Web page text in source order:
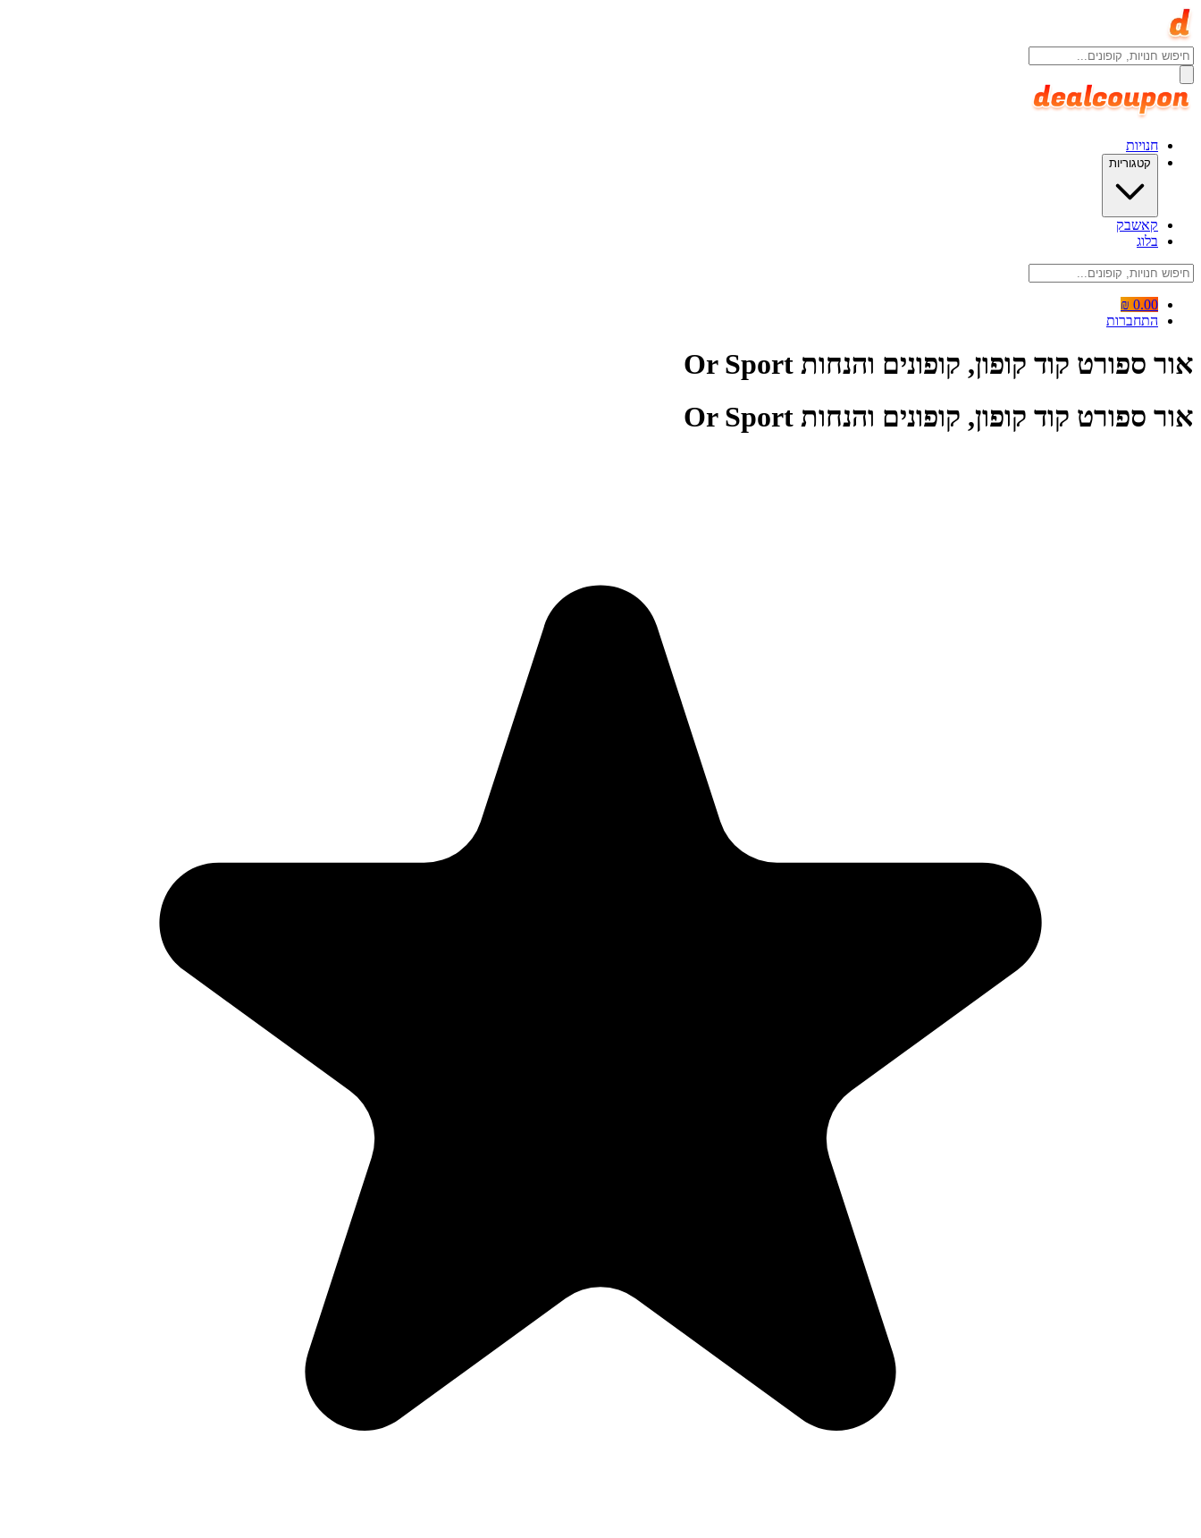
חנויות
קטגוריות
קאשבק
בלוג
0.00 ₪
התחברות
אור ספורט קוד קופון, קופונים והנחות Or Sport
אור ספורט קוד קופון, קופונים והנחות Or Sport